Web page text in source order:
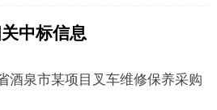
中标信息
酒泉市某项目叉车维修保养采购